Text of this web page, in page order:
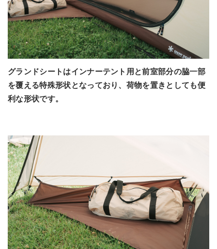
グランドシートはインナーテント用と前室部分の脇一部
を覆える特殊形状となっており、荷物を置きとしても便
利な形状です。